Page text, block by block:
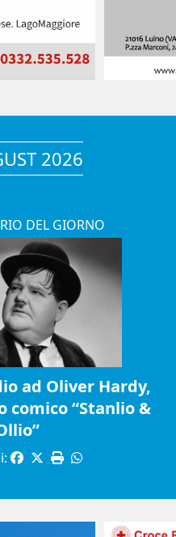
2026
DEL GIORNO
ad Oliver Hardy,
comico “Stanlio &